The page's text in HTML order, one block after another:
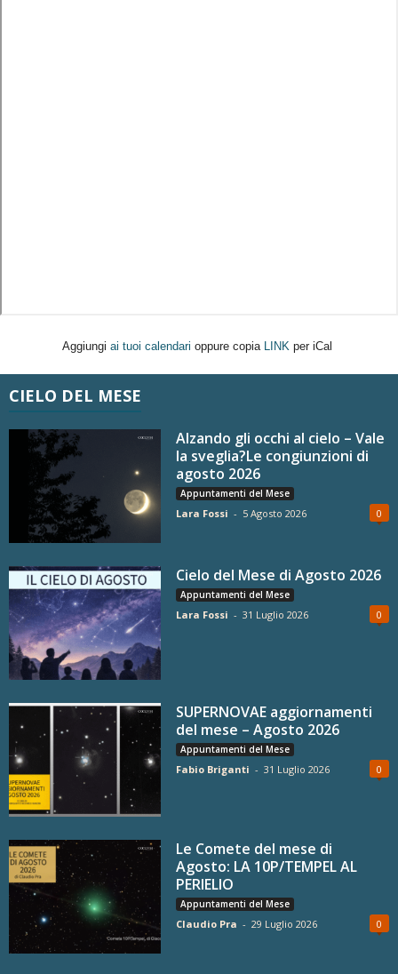
Aggiungi ai tuoi calendari oppure copia LINK per iCal
CIELO DEL MESE
Alzando gli occhi al cielo – Vale
la sveglia?Le congiunzioni di
agosto 2026
Appuntamenti del Mese
Lara Fossi - 5 Agosto 2026 0
Cielo del Mese di Agosto 2026
Appuntamenti del Mese
Lara Fossi - 31 Luglio 2026 0
SUPERNOVAE aggiornamenti
del mese – Agosto 2026
Appuntamenti del Mese
Fabio Briganti - 31 Luglio 2026 0
Le Comete del mese di
Agosto: LA 10P/TEMPEL AL
PERIELIO
Appuntamenti del Mese
Claudio Pra - 29 Luglio 2026 0